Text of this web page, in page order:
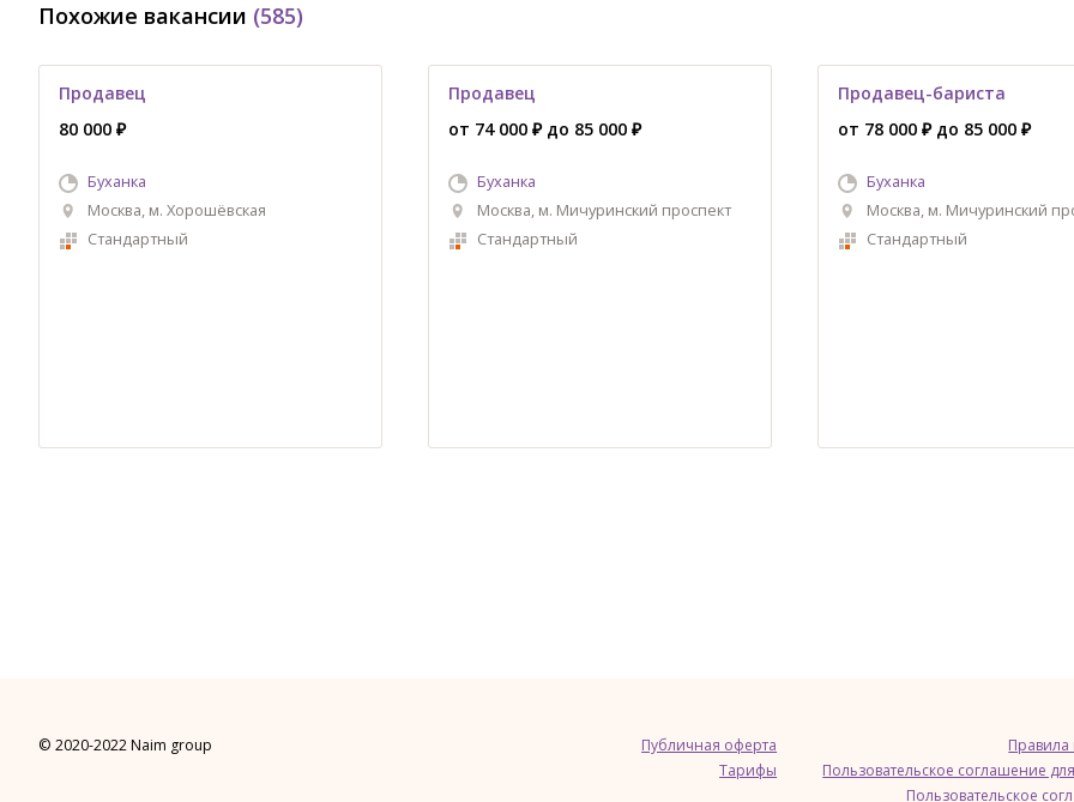
Похожие вакансии (585)
Продавец
80 000 ₽
Буханка
Москва, м. Хорошёвская
Стандартный
Продавец
от 74 000 ₽ до 85 000 ₽
Буханка
Москва, м. Мичуринский проспект
Стандартный
Продавец-бариста
от 78 000 ₽ до 85 000 ₽
Буханка
Москва, м. Мичуринский
Стандартный
© 2020-2022 Naim group
Публичная оферта
Тарифы
Правила
Пользовательское соглашение
Пользовательское